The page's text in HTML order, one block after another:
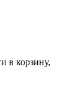
в корзину,